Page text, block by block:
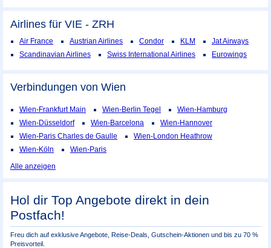
Airlines für VIE - ZRH
Air France Austrian Airlines Condor KLM
Jat Airways
Scandinavian Airlines
Swiss International Airlines Eurowings
Verbindungen von Wien
Wien-Frankfurt Main Wien-Berlin Tegel
Wien-Hamburg
Wien-Düsseldorf
Wien-Barcelona
Wien-Hannover
Wien-Paris Charles de Gaulle
Wien-London Heathrow
Wien-Köln
Wien-Paris
Alle anzeigen
Hol dir Top Angebote direkt in dein
Postfach!
Freu dich auf exklusive Angebote, Reise-Deals, Gutschein-Aktionen und bis zu 70 %
Preisvorteil.